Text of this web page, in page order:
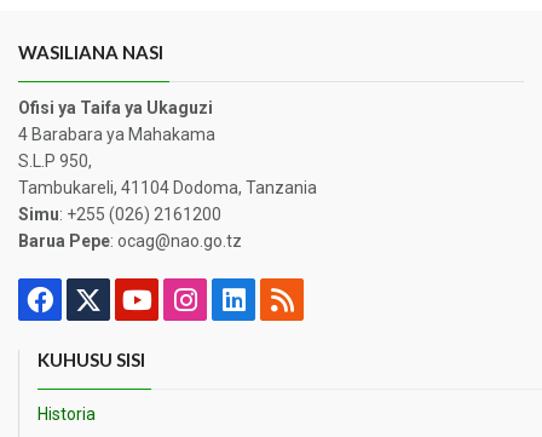
WASILIANA NASI
Ofisi ya Taifa ya Ukaguzi
4 Barabara ya Mahakama
S.L.P 950,
Tambukareli, 41104 Dodoma, Tanzania
Simu: +255 (026) 2161200
Barua Pepe: ocag@nao.go.tz
KUHUSU SISI
Historia